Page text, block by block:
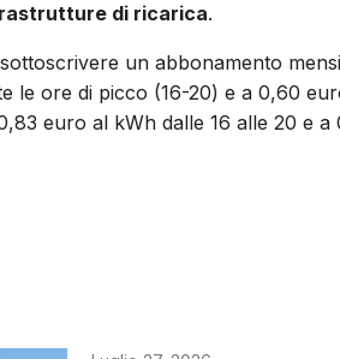
di ricarica.
un abbonamento
le ore di picco (16-20) e a 0,60
euro al kWh dalle 16 alle 20 e